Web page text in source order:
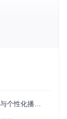
方式，如"青
放解决方案